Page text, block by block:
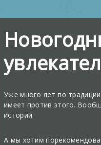
Уже много лет по
имеет против этого.
истории.
А мы хотим